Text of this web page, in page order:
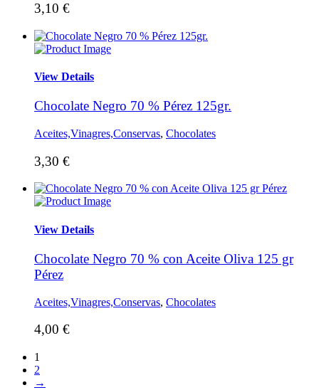
3,10 €
View Details
Chocolate Negro 70 % Pérez 125gr.
Aceites,Vinagres,Conservas, Chocolates
3,30 €
View Details
Chocolate Negro 70 % con Aceite Oliva 125 gr
Pérez
Aceites,Vinagres,Conservas, Chocolates
4,00 €
1
2
→